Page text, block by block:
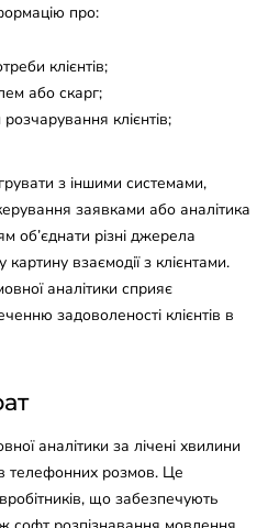
про:
клієнтів;
або скарг;
клієнтів;
з іншими системами,
заявками або аналітика
об’єднати різні джерела
взаємодії з клієнтами.
аналітики сприяє
задоволеності клієнтів в
аналітики за лічені хвилини
телефонних розмов. Це
що забезпечують